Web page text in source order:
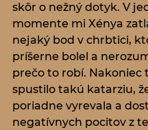
skôr o nežný dotyk. V
momente mi Xénya
nejaký bod v chrbtici,
príšerne bolel a
prečo to robí. Nakoniec
spustilo takú katarziu,
poriadne vyrevala a
negatívnych pocitov z